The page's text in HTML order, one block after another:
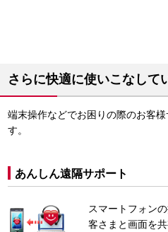
さらに快適に使いこなして
端末操作などでお困りの際のお客
す。
あんしん遠隔サポート
スマートフォン
客さまと画面を